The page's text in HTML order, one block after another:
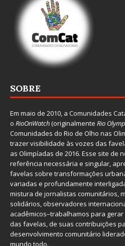
SOBRE
Em maio de 2010, a Comunidades
o RioOnWatch(originalmente Rio
Comunidades do Rio de Olho nas
trazer visibilidade às vozes das
as Olimpíadas de 2016. Esse site de
referência necessária e singular,
favelas sobre transformações
variadas e profundamente
mistura de jornalistas comunitários,
solidários, observadores
acadêmicos–trabalhamos para
das favelas, de suas contribuições
desenvolvimento comunitário